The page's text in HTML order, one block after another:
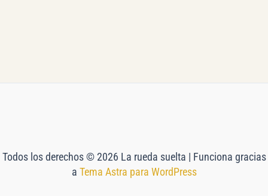
Todos los derechos © 2026 La rueda suelta | Funciona gracias
a Tema Astra para WordPress